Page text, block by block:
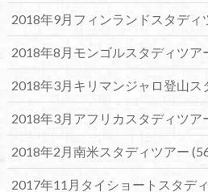
2018年9月フィンランドスタディ
2018年8月モンゴルスタディツア
2018年3月キリマンジャロ登山ス
2018年3月アフリカスタディツア
2018年2月南米スタディツアー
2017年11月タイショートスタデ